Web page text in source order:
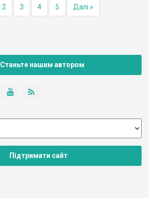
2 3 4 5 Далі »
Станьте нашим автором
Підтримати сайт